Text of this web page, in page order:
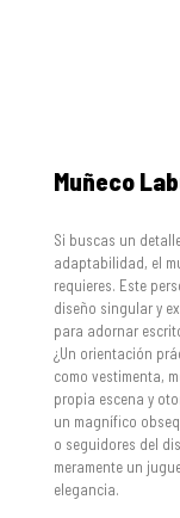
Muñeco
Si buscas un
adaptabilidad, el
requieres. Este
diseño singular y
para adornar
¿Un orientación
como vestimenta,
propia escena y
un magnífico
o seguidores del
meramente un
elegancia.